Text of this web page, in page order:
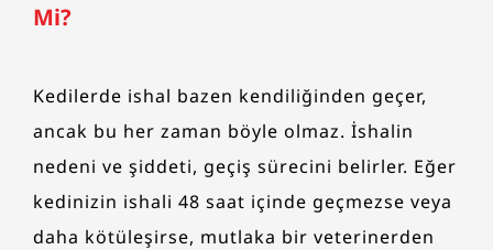
Mi?
Kedilerde ishal bazen kendiliğinden geçer,
ancak bu her zaman böyle olmaz. İshalin
nedeni ve şiddeti, geçiş sürecini belirler. Eğer
kedinizin ishali 48 saat içinde geçmezse veya
daha kötüleşirse, mutlaka bir veterinerden